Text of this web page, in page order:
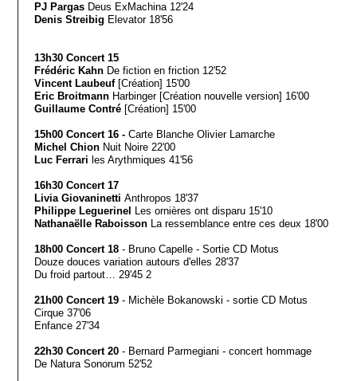
PJ Pargas Deus ExMachina 12'24
Denis Streibig Elevator 18'56
13h30 Concert 15
Frédéric Kahn De fiction en friction 12'52
Vincent Laubeuf[Création] 15'00
Eric Broitmann Harbinger [Création nouvelle version] 16'00
Guillaume Contré [Création] 15'00
15h00 Concert 16 - Carte Blanche Olivier Lamarche
Michel Chion Nuit Noire 22'00
Luc Ferrari les Arythmiques 41'56
16h30 Concert 17
Livia Giovaninetti Anthropos 18'37
Philippe Leguerinel
Les ornières ont disparu 15'10
Nathanaëlle Raboisson La ressemblance entre ces deux 18'00
18h00 Concert 18 - Bruno Capelle - Sortie CD Motus
Douze douces variation autours d'elles 28'37
Du froid partout… 29'45 2
21h00 Concert 19 - Michèle Bokanowski - sortie CD Motus
Cirque 37'06
Enfance 27'34
22h30 Concert 20 - Bernard Parmegiani - concert hommage
De Natura Sonorum 52'52